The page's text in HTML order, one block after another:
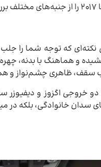
می‌شوید، نخستین نکته‌ای
و هماهنگ با بدنه،
ظاهری چشم‌نواز و
خروجی اگزوز و
سدان خانوادگی، بلکه